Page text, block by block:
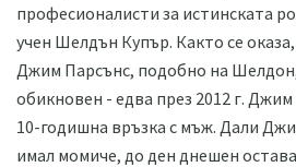
професионалисти за истинската
учен Шелдън Купър. Както се
Джим Парсънс, подобно на
обикновен - едва през 2012 г. Джим
10-годишна връзка с мъж. Дали
имал момиче, до ден днешен